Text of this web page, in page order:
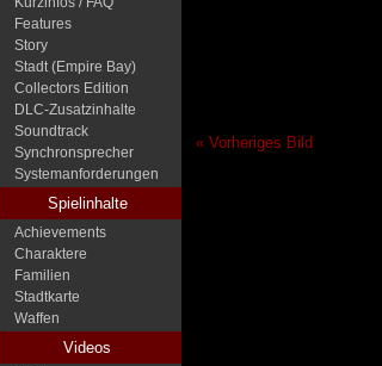
Features
Story
Stadt (Empire Bay)
Collectors Edition
DLC-Zusatzinhalte
Soundtrack
Synchronsprecher
Systemanforderungen
Spielinhalte
Achievements
Charaktere
Familien
Stadtkarte
Waffen
Videos
« Vorheriges Bild